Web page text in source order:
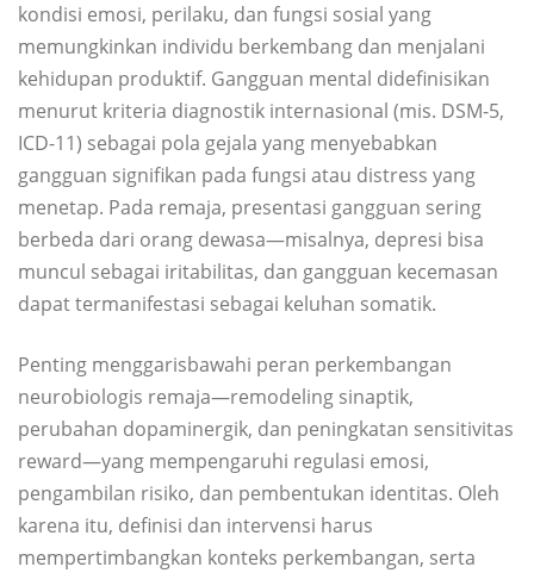
kondisi emosi, perilaku, dan fungsi sosial yang
memungkinkan individu berkembang dan menjalani
kehidupan produktif. Gangguan mental didefinisikan
menurut kriteria diagnostik internasional (mis. DSM-5,
ICD-11) sebagai pola gejala yang menyebabkan
gangguan signifikan pada fungsi atau distress yang
menetap. Pada remaja, presentasi gangguan sering
berbeda dari orang dewasa—misalnya, depresi bisa
muncul sebagai iritabilitas, dan gangguan kecemasan
dapat termanifestasi sebagai keluhan somatik.
Penting menggarisbawahi peran perkembangan
neurobiologis remaja—remodeling sinaptik,
perubahan dopaminergik, dan peningkatan sensitivitas
reward—yang mempengaruhi regulasi emosi,
pengambilan risiko, dan pembentukan identitas. Oleh
karena itu, definisi dan intervensi harus
mempertimbangkan konteks perkembangan, serta